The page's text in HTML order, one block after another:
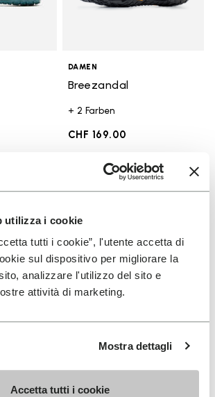
utilizza i cookie
tutti i cookie”, l'utente accetta di
sul dispositivo per migliorare la
analizzare l'utilizzo del sito e
attività di marketing.
Mostra dettagli
Accetta tutti i cookie
DAMEN
Breezandal
+ 2 Farben
CHF 169.00
DAMEN
Spidrwalk